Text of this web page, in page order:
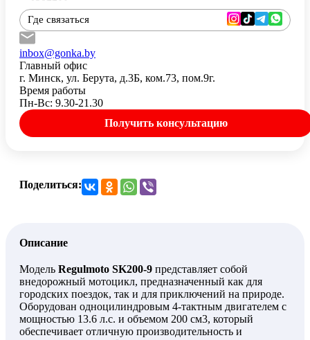
Где связаться
inbox@gonka.by
Главный офис
г. Минск, ул. Берута, д.3Б, ком.73, пом.9г.
Время работы
Пн-Вс: 9.30-21.30
Получить консультацию
Поделиться:
Описание
Модель Regulmoto SK200-9 представляет собой
внедорожный мотоцикл, предназначенный как для
городских поездок, так и для приключений на природе.
Оборудован одноцилиндровым 4-тактным двигателем с
мощностью 13.6 л.с. и объемом 200 см3, который
обеспечивает отличную производительность и